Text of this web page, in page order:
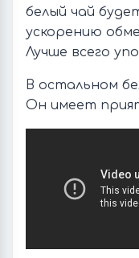
белый чай
ускорению
Лучше всего
В остальном
Он имеет